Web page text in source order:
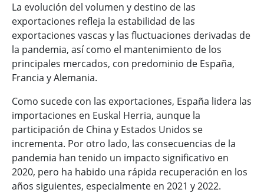
La evolución del volumen y destino de las
exportaciones refleja la estabilidad de las
exportaciones vascas y las fluctuaciones derivadas de
la pandemia, así como el mantenimiento de los
principales mercados, con predominio de España,
Francia y Alemania.
Como sucede con las exportaciones, España lidera las
importaciones en Euskal Herria, aunque la
participación de China y Estados Unidos se
incrementa. Por otro lado, las consecuencias de la
pandemia han tenido un impacto significativo en
2020, pero ha habido una rápida recuperación en los
años siguientes, especialmente en 2021 y 2022.